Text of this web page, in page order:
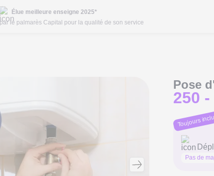
Élue meilleure enseigne 2025*
par le palmarès Capital pour la qualité de son service
Pose
250 -
Toujours
Pas de